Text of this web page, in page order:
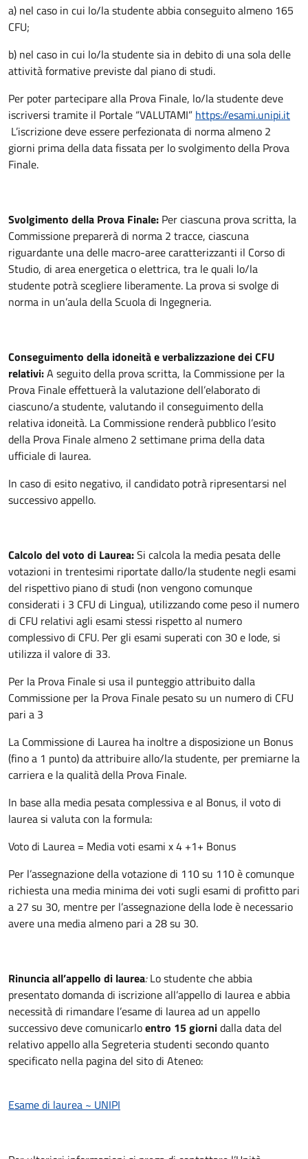
a) nel caso in cui lo/la studente abbia conseguito almeno 165
CFU;
b) nel caso in cui lo/la studente sia in debito di una sola delle
attività formative previste dal piano di studi.
Per poter partecipare alla Prova Finale, lo/la studente deve
iscriversi tramite il Portale “VALUTAMI” https://esami.unipi.it
L’iscrizione deve essere perfezionata di norma almeno 2
giorni prima della data fissata per lo svolgimento della Prova
Finale.
Svolgimento della Prova Finale: Per ciascuna prova scritta, la
Commissione preparerà di norma 2 tracce, ciascuna
riguardante una delle macro-aree caratterizzanti il Corso di
Studio, di area energetica o elettrica, tra le quali lo/la
studente potrà scegliere liberamente. La prova si svolge di
norma in un’aula della Scuola di Ingegneria.
Conseguimento della idoneità e verbalizzazione dei CFU
relativi:A seguito della prova scritta, la Commissione per la
Prova Finale effettuerà la valutazione dell’elaborato di
ciascuno/a studente, valutando il conseguimento della
relativa idoneità. La Commissione renderà pubblico l’esito
della Prova Finale almeno 2 settimane prima della data
ufficiale di laurea.
In caso di esito negativo, il candidato potrà ripresentarsi nel
successivo appello.
Calcolo del voto di Laurea:Si calcola la media pesata delle
votazioni in trentesimi riportate dallo/la studente negli esami
del rispettivo piano di studi (non vengono comunque
considerati i 3 CFU di Lingua), utilizzando come peso il numero
di CFU relativi agli esami stessi rispetto al numero
complessivo di CFU. Per gli esami superati con 30 e lode, si
utilizza il valore di 33.
Per la Prova Finale si usa il punteggio attribuito dalla
Commissione per la Prova Finale pesato su un numero di CFU
pari a 3
La Commissione di Laurea ha inoltre a disposizione un Bonus
(fino a 1 punto) da attribuire allo/la studente, per premiarne la
carriera e la qualità della Prova Finale.
In base alla media pesata complessiva e al Bonus, il voto di
laurea si valuta con la formula:
Voto di Laurea = Media voti esami x 4 +1+ Bonus
Per l’assegnazione della votazione di 110 su 110 è comunque
richiesta una media minima dei voti sugli esami di profitto pari
a 27 su 30, mentre per l’assegnazione della lode è necessario
avere una media almeno pari a 28 su 30.
Rinuncia all’appello di laurea:Lo studente che abbia
presentato domanda di iscrizione all’appello di laurea e abbia
necessità di rimandare l’esame di laurea ad un appello
successivo deve comunicarloentro 15 giornidalla data del
relativo appello alla Segreteria studenti secondo quanto
specificato nella pagina del sito di Ateneo:
Esame di laurea ~ UNIPI